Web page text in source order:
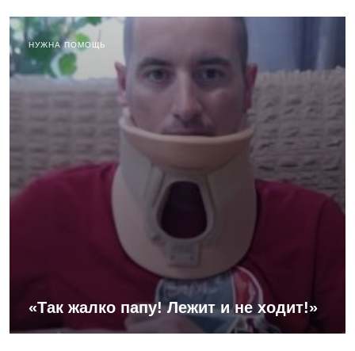
НУЖНА ПОМОЩЬ
«Так жалко папу! Лежит и не ходит!»